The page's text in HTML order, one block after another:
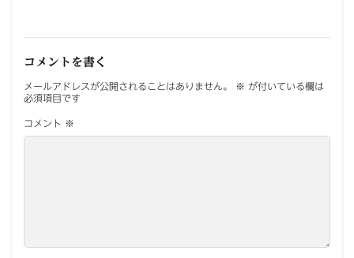
コメントを書く
メールアドレスが公開されることはありません。 ※ が付いている欄は
必須項目です
コメント ※